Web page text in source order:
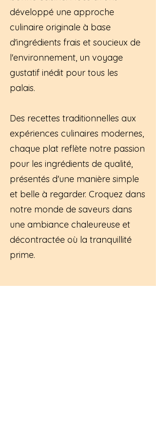
développé une approche
culinaire originale à base
d'ingrédients frais et soucieux de
l'environnement, un voyage
gustatif inédit pour tous les
palais.
Des recettes traditionnelles aux
expériences culinaires modernes,
chaque plat reflète notre passion
pour les ingrédients de qualité,
présentés d'une manière simple
et belle à regarder. Croquez dans
notre monde de saveurs dans
une ambiance chaleureuse et
décontractée où la tranquillité
prime.